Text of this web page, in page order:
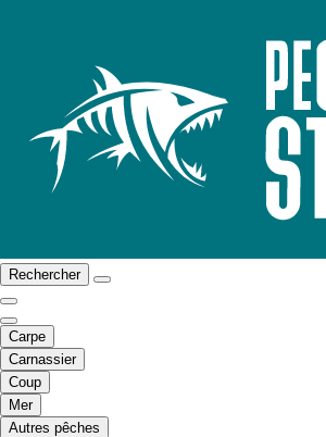
Rechercher
Carpe
Carnassier
Coup
Mer
Autres pêches